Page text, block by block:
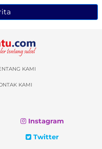
KAMI
KAMI
Instagram
Twitter